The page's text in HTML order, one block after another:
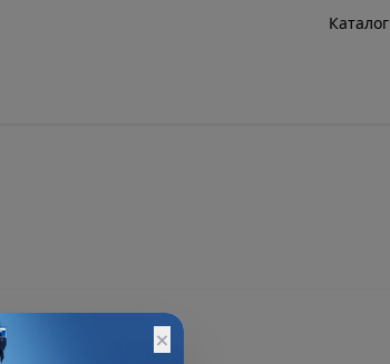
Каталог
₽
₽ ×